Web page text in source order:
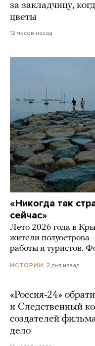
за закладчицу,
цветы
12 часов назад
«Никогда так
сейчас»
Лето 2026 года в
жители полуострова
работы и туристов.
ИСТОРИИ 2 дня назад
«Россия-24»
и Следственный
создателей
дело